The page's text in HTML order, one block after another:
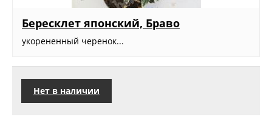
Бересклет японский, Браво
укорененный черенок...
Нет в наличии